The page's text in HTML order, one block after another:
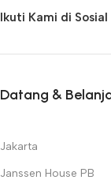
Ikuti Kami di Sosial
Datang &
Jakarta
Janssen House PB